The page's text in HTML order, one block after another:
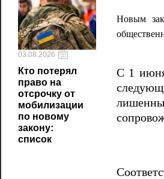
03.08.2026
Кто потерял
право на
отсрочку от
мобилизации
по новому
закону:
список
Новым
С 1 июня